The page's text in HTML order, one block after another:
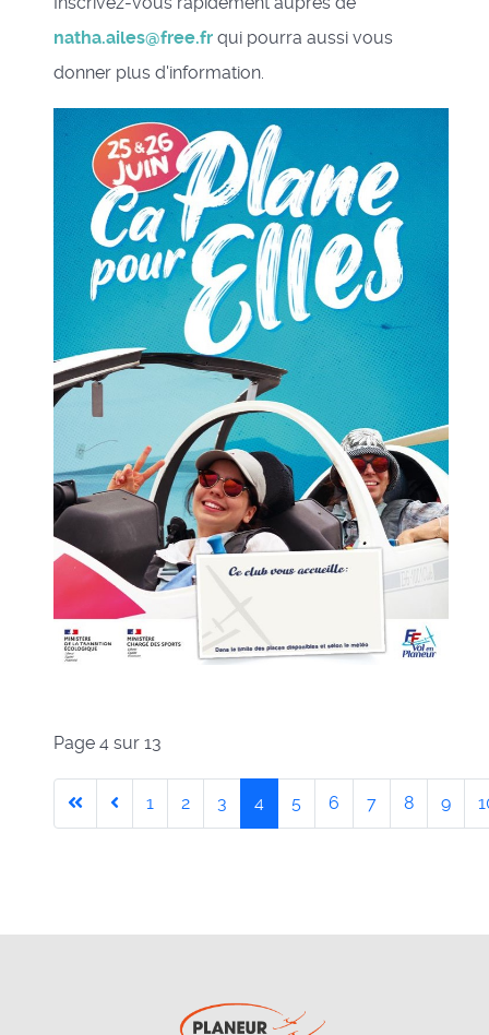
natha.ailes@free.fr qui pourra aussi vous
donner plus d'information.
Page 4 sur 13
1 2 3 4 5 6 7 8 9